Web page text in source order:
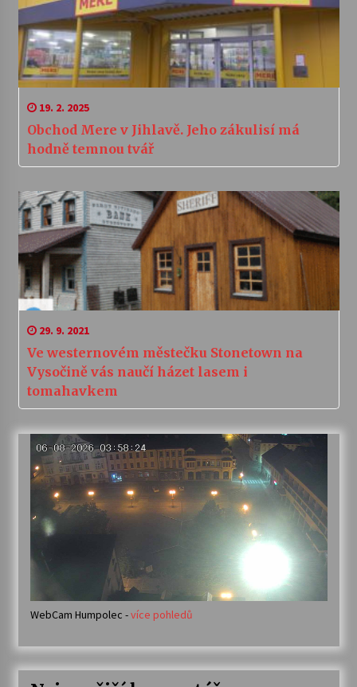
19. 2. 2025
Obchod Mere v Jihlavě. Jeho zákulisí má
hodně temnou tvář
29. 9. 2021
Ve westernovém městečku Stonetown na
Vysočině vás naučí házet lasem i
tomahavkem
WebCam Humpolec -více pohledů